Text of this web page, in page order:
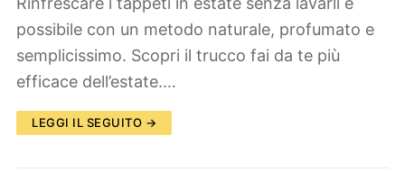
possibile con un metodo naturale, profumato e
semplicissimo. Scopri il trucco fai da te più
efficace dell’estate.…
LEGGI IL SEGUITO →